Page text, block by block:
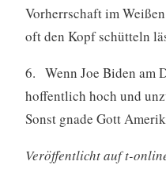
Vorherrschaft im
oft den Kopf schütteln
6. Wenn Joe Biden am
hoffentlich hoch und
Sonst gnade Gott
Veröffentlicht auf t-